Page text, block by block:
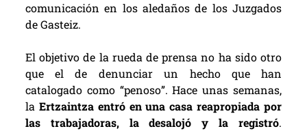
comunicación en los aledaños de los Juzgados
de Gasteiz.
El objetivo de la rueda de prensa no ha sido otro
que el de denunciar un hecho que han
catalogado como “penoso”. Hace unas semanas,
la Ertzaintza entró en una casa reapropiada por
las trabajadoras, la desalojó y la registró.